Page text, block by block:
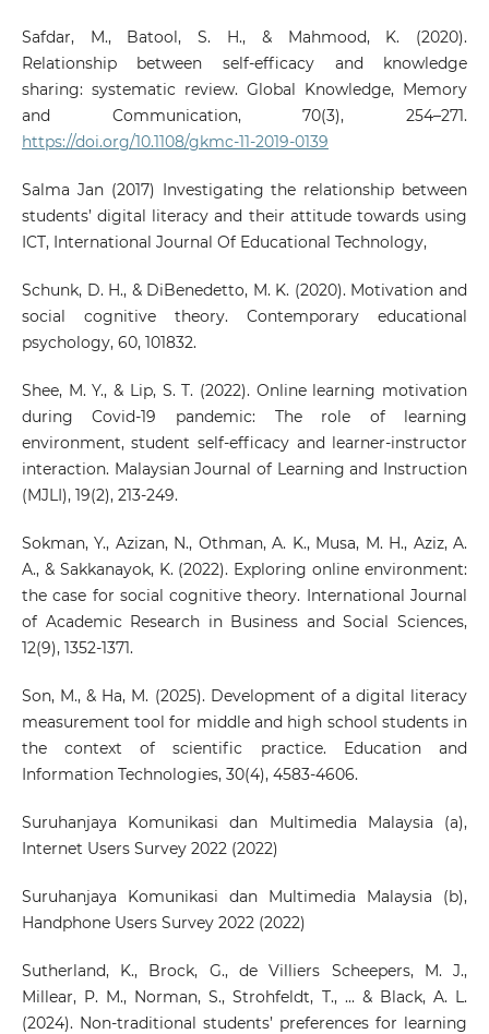
Safdar, M., Batool, S. H., & Mahmood, K. (2020).
Relationship between self-efficacy and knowledge
sharing: systematic review. Global Knowledge, Memory
and Communication, 70(3), 254–271.
https://doi.org/10.1108/gkmc-11-2019-0139
Salma Jan (2017) Investigating the relationship between
students’ digital literacy and their attitude towards using
ICT, International Journal Of Educational Technology,
Schunk, D. H., & DiBenedetto, M. K. (2020). Motivation and
social cognitive theory. Contemporary educational
psychology, 60, 101832.
Shee, M. Y., & Lip, S. T. (2022). Online learning motivation
during Covid-19 pandemic: The role of learning
environment, student self-efficacy and learner-instructor
interaction. Malaysian Journal of Learning and Instruction
(MJLI), 19(2), 213-249.
Sokman, Y., Azizan, N., Othman, A. K., Musa, M. H., Aziz, A.
A., & Sakkanayok, K. (2022). Exploring online environment:
the case for social cognitive theory. International Journal
of Academic Research in Business and Social Sciences,
12(9), 1352-1371.
Son, M., & Ha, M. (2025). Development of a digital literacy
measurement tool for middle and high school students in
the context of scientific practice. Education and
Information Technologies, 30(4), 4583-4606.
Suruhanjaya Komunikasi dan Multimedia Malaysia (a),
Internet Users Survey 2022 (2022)
Suruhanjaya Komunikasi dan Multimedia Malaysia (b),
Handphone Users Survey 2022 (2022)
Sutherland, K., Brock, G., de Villiers Scheepers, M. J.,
Millear, P. M., Norman, S., Strohfeldt, T., ... & Black, A. L.
(2024). Non-traditional students’ preferences for learning